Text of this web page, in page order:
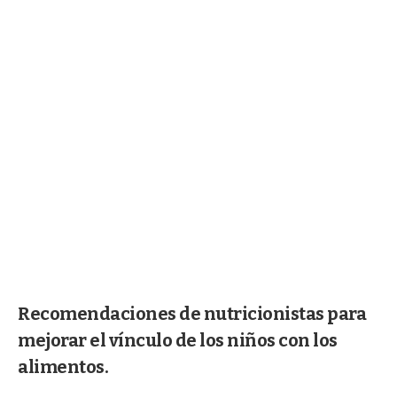
Recomendaciones de nutricionistas para
mejorar el vínculo de los niños con los
alimentos.